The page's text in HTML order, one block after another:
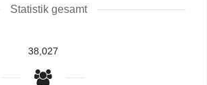
Statistik gesamt
38,027